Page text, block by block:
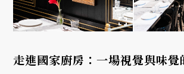
走進國家廚房：一場視覺與味覺